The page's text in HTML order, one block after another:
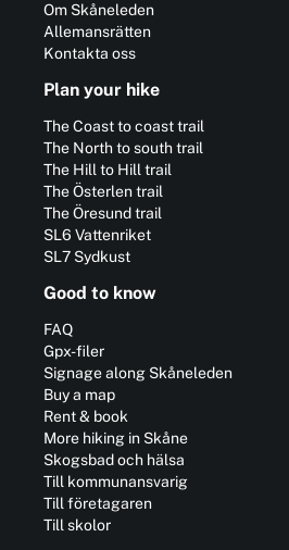
Om Skåneleden
Allemansrätten
Kontakta oss
Plan your hike
The Coast to coast trail
The North to south trail
The Hill to Hill trail
The Österlen trail
The Öresund trail
SL6 Vattenriket
SL7 Sydkust
Good to know
FAQ
Gpx-filer
Signage along Skåneleden
Buy a map
Rent & book
More hiking in Skåne
Skogsbad och hälsa
Till kommunansvarig
Till företagaren
Till skolor